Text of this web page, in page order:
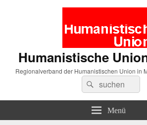
Humanistische
Regionalverband der Humanistischen Union in
Suche
nach:
Suchen
Menü